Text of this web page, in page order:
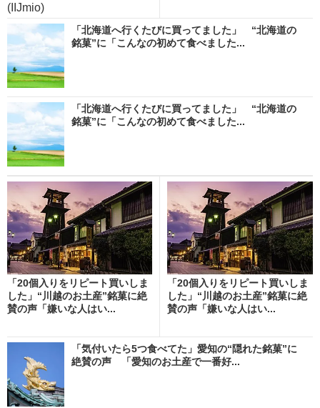
(IIJmio)
「北海道へ行くたびに買ってました」 “北海道の
銘菓”に「こんなの初めて食べました...
「北海道へ行くたびに買ってました」 “北海道の
銘菓”に「こんなの初めて食べました...
「20個入りをリピート買いしま
した」“川越のお土産”銘菓に絶
賛の声「嫌いな人はい...
「20個入りをリピート買いしま
した」“川越のお土産”銘菓に絶
賛の声「嫌いな人はい...
「気付いたら5つ食べてた」愛知の“隠れた銘菓”に
絶賛の声 「愛知のお土産で一番好...